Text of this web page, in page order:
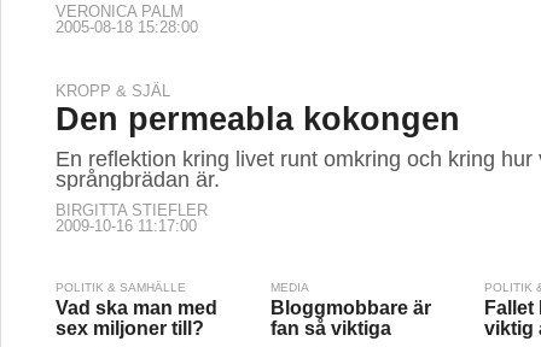
VERONICA PALM
2005-08-18 15:28:00
KROPP & SJÄL
Den permeabla kokongen
En reflektion kring livet runt omkring och kring hur
språngbrädan är.
BIRGITTA STIEFLER
2009-10-16 11:17:00
POLITIK & SAMHÄLLE
Vad ska man med
sex miljoner till?
MEDIA
Bloggmobbare är
fan så viktiga
POLITIK
Fallet
viktig